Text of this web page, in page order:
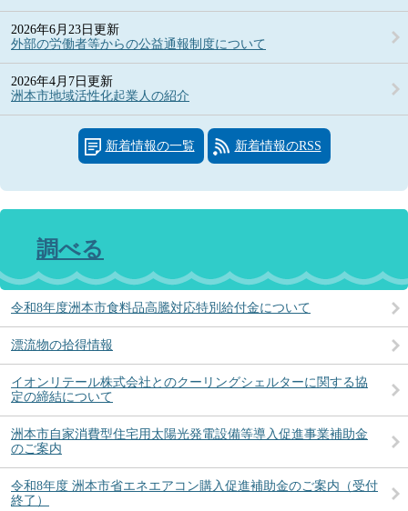
2026年6月23日更新
外部の労働者等からの公益通報制度について
2026年4月7日更新
洲本市地域活性化起業人の紹介
新着情報の一覧 新着情報のRSS
調べる
令和8年度洲本市食料品高騰対応特別給付金について
漂流物の拾得情報
イオンリテール株式会社とのクーリングシェルターに関する協
定の締結について
洲本市自家消費型住宅用太陽光発電設備等導入促進事業補助金
のご案内
令和8年度 洲本市省エネエアコン購入促進補助金のご案内（受付
終了）